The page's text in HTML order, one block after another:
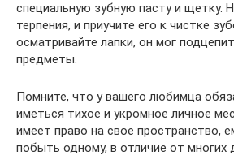
специальную зубную пасту и щетку.
терпения, и приучите его к чистке
осматривайте лапки, он мог
предметы.
Помните, что у вашего любимца
иметься тихое и укромное личное
имеет право на свое пространство,
побыть одному, в отличие от многих